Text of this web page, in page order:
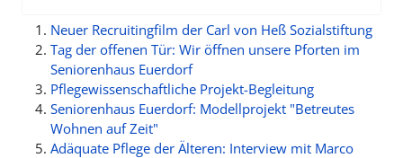
Neuer Recruitingfilm der Carl von Heß Sozialstiftung
Tag der offenen Tür: Wir öffnen unsere Pforten im
Seniorenhaus Euerdorf
Pflegewissenschaftliche Projekt-Begleitung
Seniorenhaus Euerdorf: Modellprojekt "Betreutes
Wohnen auf Zeit"
Adäquate Pflege der Älteren: Interview mit Marco